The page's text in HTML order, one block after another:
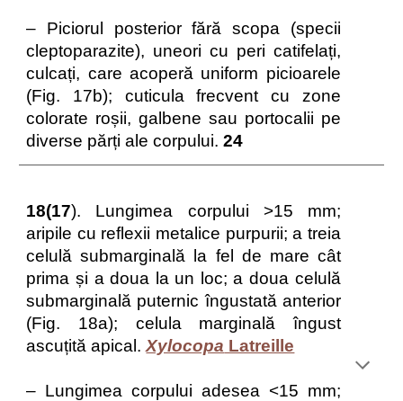
– Piciorul posterior fără scopa (specii
cleptoparazite), uneori cu peri catifelați,
culcați, care acoperă uniform picioarele
(Fig. 17b); cuticula frecvent cu zone
colorate roșii, galbene sau portocalii pe
diverse părți ale corpului.24
18(17). Lungimea corpului >15 mm;
aripile cu reflexii metalice purpurii; a treia
celulă submarginală la fel de mare cât
prima și a doua la un loc; a doua celulă
submarginală puternic îngustată anterior
(Fig. 18a); celula marginală îngust
ascuțită apical.Xylocopa Latreille
– Lungimea corpului adesea <15 mm;